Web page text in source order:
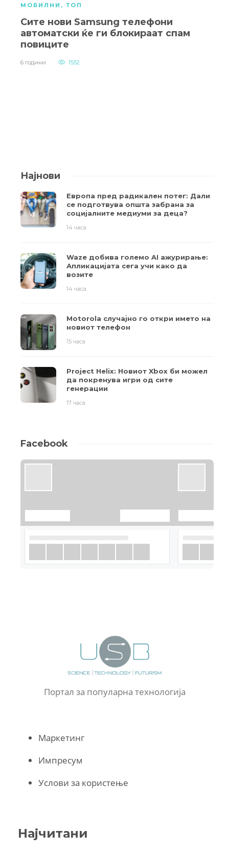
МОБИЛНИ , ТОП
Сите нови Samsung телефони
автоматски ќе ги блокираат спам
повиците
6 години 1552
Најнови
Европа пред радикален потег: Дали
се подготвува општа забрана за
социјалните медиуми за деца?
14 часа
Waze добива големо AI ажурирање:
Апликацијата сега учи како да
возите
14 часа
Motorola случајно го откри името на
новиот телефон
15 часа
Project Helix: Новиот Xbox би можел
да покренува игри од сите
генерации
17 часа
Facebook
Портал за популарна технологија
Маркетинг
Импресум
Услови за користење
Најчитани